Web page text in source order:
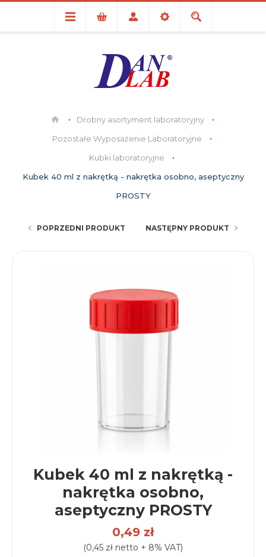
Drobny asortyment laboratoryjny
Pozostałe Wyposażenie Laboratoryjne
Kubki laboratoryjne
Kubek 40 ml z nakrętką - nakrętka osobno, aseptyczny
PROSTY
POPRZEDNI PRODUKT NASTĘPNY PRODUKT
Kubek 40 ml z nakrętką -
nakrętka osobno,
aseptyczny PROSTY
0,49 zł
(0,45 zł netto + 8% VAT)